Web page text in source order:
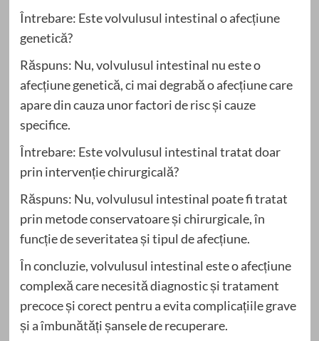
Întrebare: Este volvulusul intestinal o afecțiune
genetică?
Răspuns: Nu, volvulusul intestinal nu este o
afecțiune genetică, ci mai degrabă o afecțiune care
apare din cauza unor factori de risc și cauze
specifice.
Întrebare: Este volvulusul intestinal tratat doar
prin intervenție chirurgicală?
Răspuns: Nu, volvulusul intestinal poate fi tratat
prin metode conservatoare și chirurgicale, în
funcție de severitatea și tipul de afecțiune.
În concluzie, volvulusul intestinal este o afecțiune
complexă care necesită diagnostic și tratament
precoce și corect pentru a evita complicațiile grave
și a îmbunătăți șansele de recuperare.